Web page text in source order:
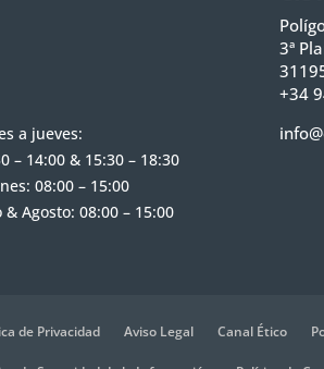
a jueves:
– 14:00 & 15:30 – 18:30
08:00 – 15:00
& Agosto: 08:00 – 15:00
3ª
+34
de Privacidad Aviso Legal Canal Ético